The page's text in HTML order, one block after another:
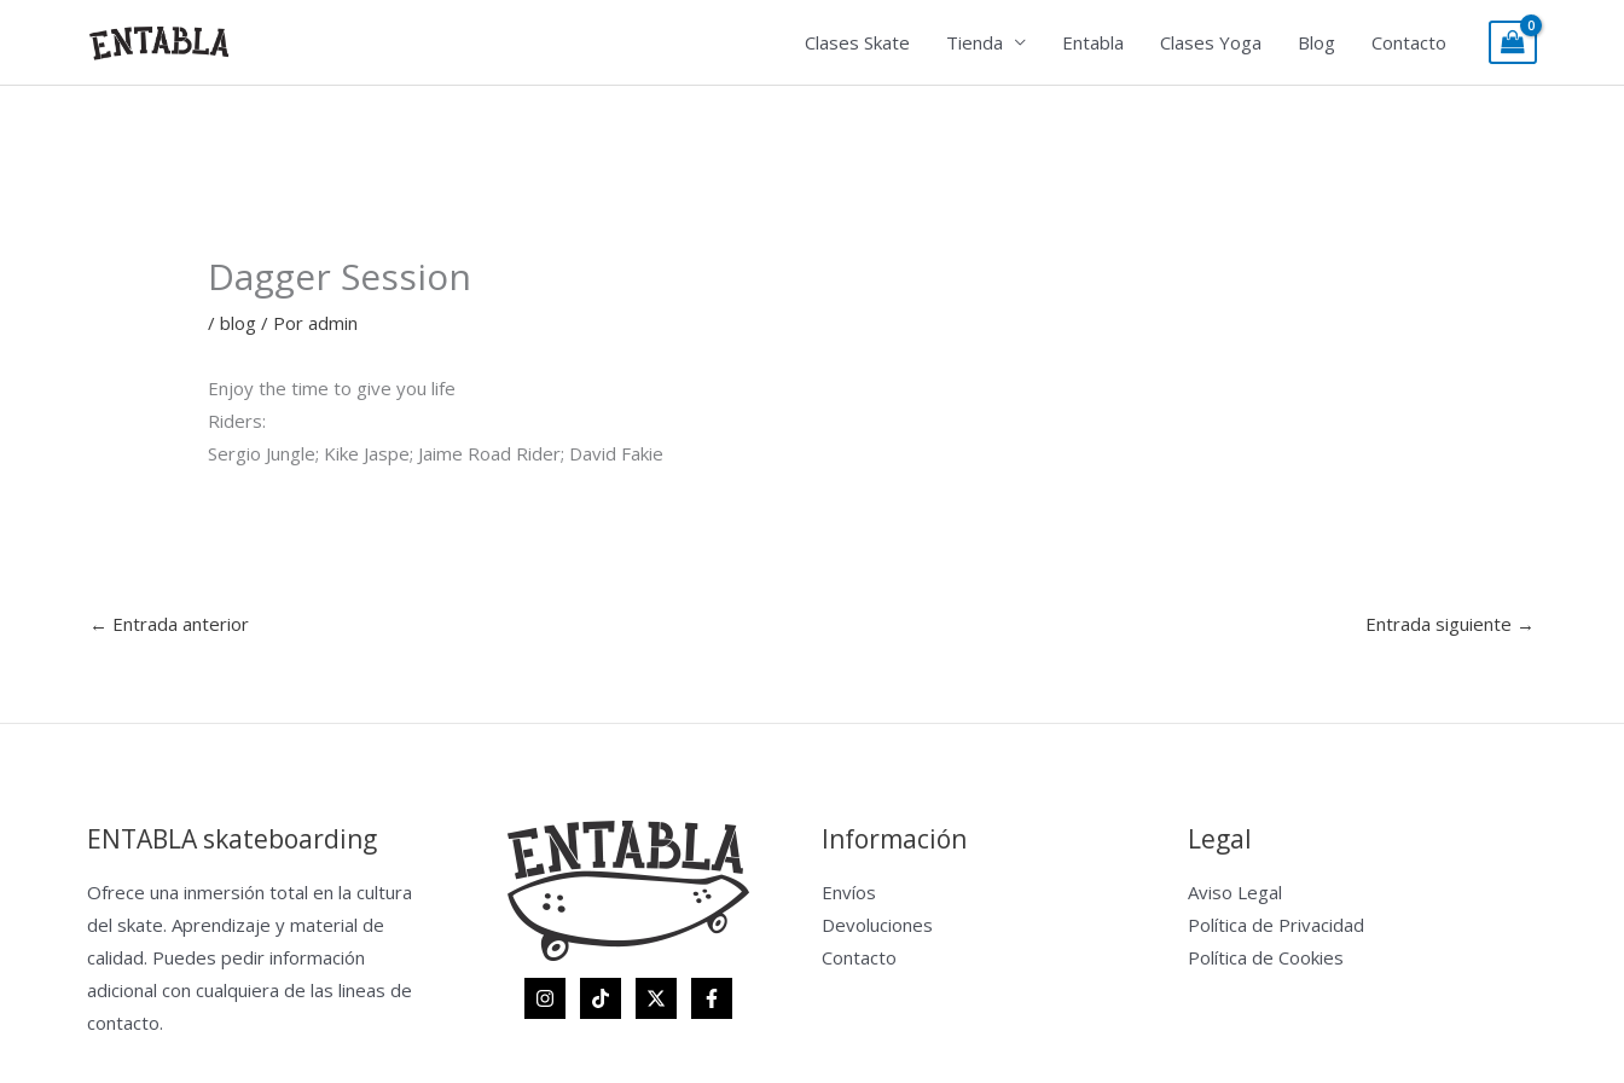
contenido
Clases Skate Tienda Entabla Clases Yoga Blog Contacto
Dagger Session
/blog / Poradmin
Enjoy the time to give you life
Riders:
Sergio Jungle; Kike Jaspe; Jaime Road Rider; David Fakie
← Entrada anterior Entrada siguiente →
ENTABLA skateboarding
Ofrece una inmersión total en la cultura
del skate. Aprendizaje y material de
calidad. Puedes pedir información
adicional con cualquiera de las lineas de
contacto.
Información
Envíos
Devoluciones
Contacto
Legal
Aviso Legal
Política de Privacidad
Política de Cookies